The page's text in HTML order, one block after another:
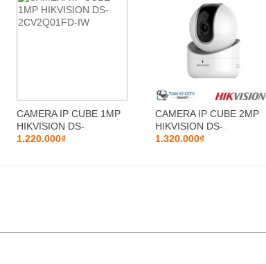
CAMERA IP CUBE 1MP
HIKVISION DS-
2CV2Q01FD-IW
1.220.000₫
CAMERA IP CUBE 2MP
HIKVISION DS-
2CV2Q21FD-IW(B
1.320.000₫